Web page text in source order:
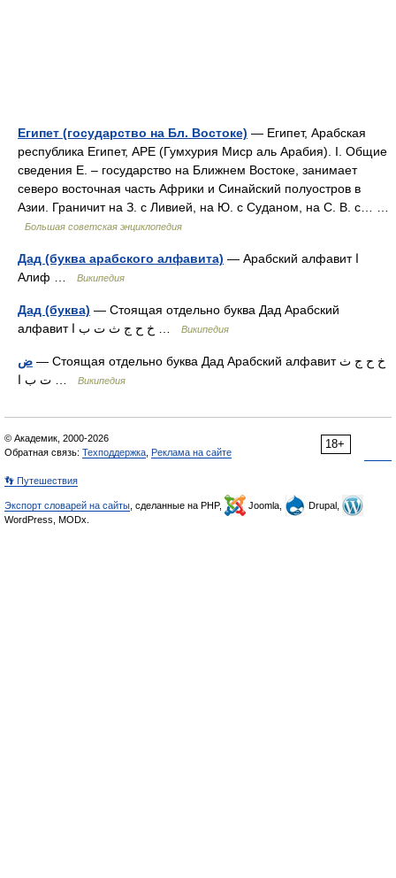
Египет (государство на Бл. Востоке) — Египет, Арабская
республика Египет, АРЕ (Гумхурия Миср аль Арабия). I. Общие
сведения E. ‒ государство на Ближнем Востоке, занимает
северо восточная часть Африки и Синайский полуостров в
Азии. Граничит на З. с Ливией, на Ю. с Суданом, на С. В. с… …
Большая советская энциклопедия
Дад (буква арабского алфавита) — Арабский алфавит ﺍ
Алиф …
Википедия
Дад (буква) — Стоящая отдельно буква Дад Арабский
Википедия
ﺽ — Стоящая отдельно буква Дад Арабский алфавит ﺥ ﺡ ﺝ ﺙ
Википедия
18+
© Академик, 2000-2026
Обратная связь: Техподдержка Реклама на сайте
👣 Путешествия
Экспорт словарей на сайты , сделанные на PHP, Joomla,
Drupal,
WordPress, MODx.